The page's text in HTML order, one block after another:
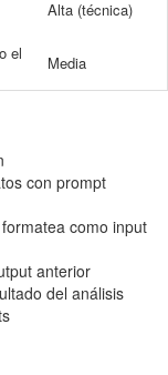
Alta (técnica)
el
Media
con prompt
como input
anterior
del análisis